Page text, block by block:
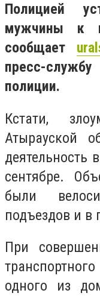
Полицией
мужчины к
сообщает
пресс-службу
полиции.
Кстати,
Атырауской
деятельность
сентябре.
были
подъездов и в
При
одного из